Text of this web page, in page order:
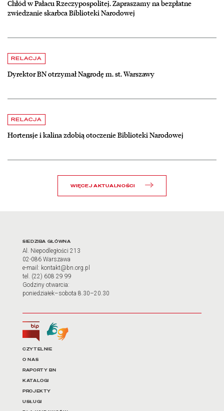
Chłód w Pałacu Rzeczypospolitej. Zapraszamy na bezpłatne
zwiedzanie skarbca Biblioteki Narodowej
RELACJA
Dyrektor BN otrzymał Nagrodę m. st. Warszawy
czytaj więcej o Dyrektor BN otrzymał Nagrodę m. st. Warszawy
RELACJA
Hortensje i kalina zdobią otoczenie Biblioteki Narodowej
czytaj więcej o Hortensje i kalina zdobią otoczenie Biblioteki
WIĘCEJ AKTUALNOŚCI
Adres oraz godziny
SIEDZIBA GŁÓWNA
Al. Niepodległości 213
02-086 Warszawa
e-mail: kontakt@bn.org.pl
tel. (22) 608 29 99
Godziny otwarcia:
poniedziałek–sobota 8.30–20.30
Biuletyn Informacji Publicznej
Tłumacz języka migowego
Linki do najważniejszych
CZYTELNIE
O NAS
RAPORTY BN
KATALOGI
PROJEKTY
USŁUGI